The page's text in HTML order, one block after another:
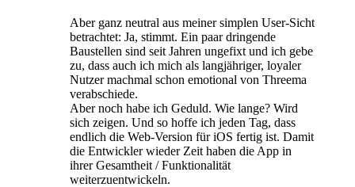
Aber ganz neutral aus meiner simplen User-Sicht
betrachtet: Ja, stimmt. Ein paar dringende
Baustellen sind seit Jahren ungefixt und ich gebe
zu, dass auch ich mich als langjähriger, loyaler
Nutzer machmal schon emotional von Threema
verabschiede.
Aber noch habe ich Geduld. Wie lange? Wird
sich zeigen. Und so hoffe ich jeden Tag, dass
endlich die Web-Version für iOS fertig ist. Damit
die Entwickler wieder Zeit haben die App in
ihrer Gesamtheit / Funktionalität
weiterzuentwickeln.